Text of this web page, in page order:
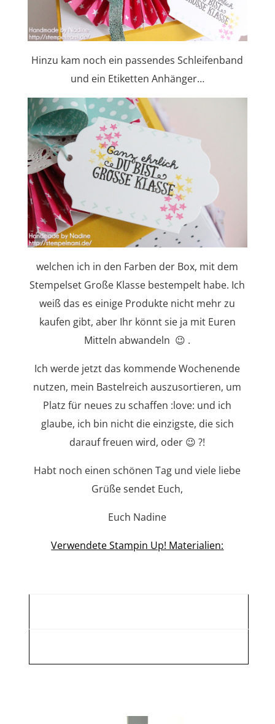
Hinzu kam noch ein passendes Schleifenband
und ein Etiketten Anhänger…
welchen ich in den Farben der Box, mit dem
Stempelset Große Klasse bestempelt habe. Ich
weiß das es einige Produkte nicht mehr zu
kaufen gibt, aber Ihr könnt sie ja mit Euren
Mitteln abwandeln 😉 .
Ich werde jetzt das kommende Wochenende
nutzen, mein Bastelreich auszusortieren, um
Platz für neues zu schaffen :love: und ich
glaube, ich bin nicht die einzigste, die sich
darauf freuen wird, oder 😉 ?!
Habt noch einen schönen Tag und viele liebe
Grüße sendet Euch,
Euch Nadine
Verwendete Stampin Up! Materialien: